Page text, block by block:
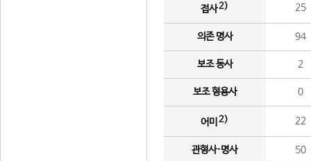
접사2) 25
의존 명사 94
보조 동사 2
보조 형용사 0
어미 2) 22
관형사·명사 50